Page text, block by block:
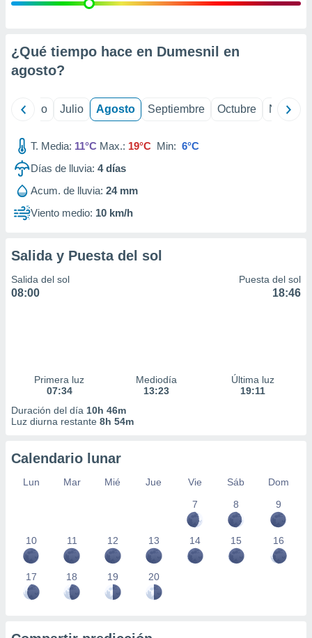
e
mediante
publicidad
de
1199
¿Qué tiempo hace en Dumesnil en
agosto?
Junio Julio Agosto Septiembre Octubre
T. Media: 11°C Max.: 19°C Min: 6°C
Días de lluvia: 4días
Acum. de lluvia: 24 mm
Viento medio: 10 km/h
Salida y Puesta del sol
Salida del sol
08:00
Puesta del sol
18:46
Primera luz
07:34
Mediodía
13:23
Última luz
19:11
Duración del día 10h 46m
Luz diurna restante 8h 54m
Calendario lunar
Lun Mar Mié Jue Vie Sáb
Dom
7
8 9
10 11 12 13 14 15 16
17 18 19 20